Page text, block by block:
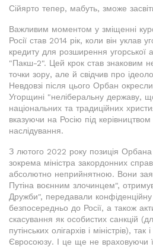
Сійярто тепер, мабуть, зможе
Важливим моментом у зміщенні
Росії став 2014 рік, коли він уклав
кредиту для розширення угорської
"Пакш-2". Цей крок став знаковим
точки зору, але й свідчив про
Невдовзі після цього Орбан
Угорщині "неліберальну державу,
національних та традиційних
вказуючи на Росію під
наслідування.
З лютого 2022 року позиція
зокрема міністра закордонних
абсолютно неприйнятною. Вони
Путіна воєнним злочинцем",
Дружби", передавали
безпосередньо до Росії, а також
скасування як особистих санкцій
путінських олігархів і міністрів), так
Євросоюзу. І це ще не враховуючи